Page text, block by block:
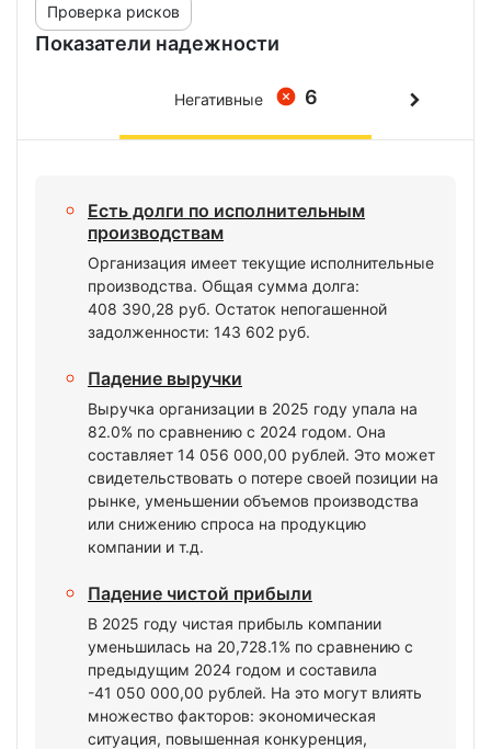
Показатели надежности
Проверка рисков
6
Негативные
Есть долги по исполнительным
производствам
Организация имеет текущие исполнительные
производства. Общая сумма долга:
408 390,28 руб. Остаток непогашенной
задолженности: 143 602 руб.
Падение выручки
Выручка организации в 2025 году упала на
82.0% по сравнению с 2024 годом. Она
составляет 14 056 000,00 рублей. Это может
свидетельствовать о потере своей позиции на
рынке, уменьшении объемов производства
или снижению спроса на продукцию
компании и т.д.
Падение чистой прибыли
В 2025 году чистая прибыль компании
уменьшилась на 20,728.1% по сравнению с
предыдущим 2024 годом и составила
-41 050 000,00 рублей. На это могут влиять
множество факторов: экономическая
ситуация, повышенная конкуренция,